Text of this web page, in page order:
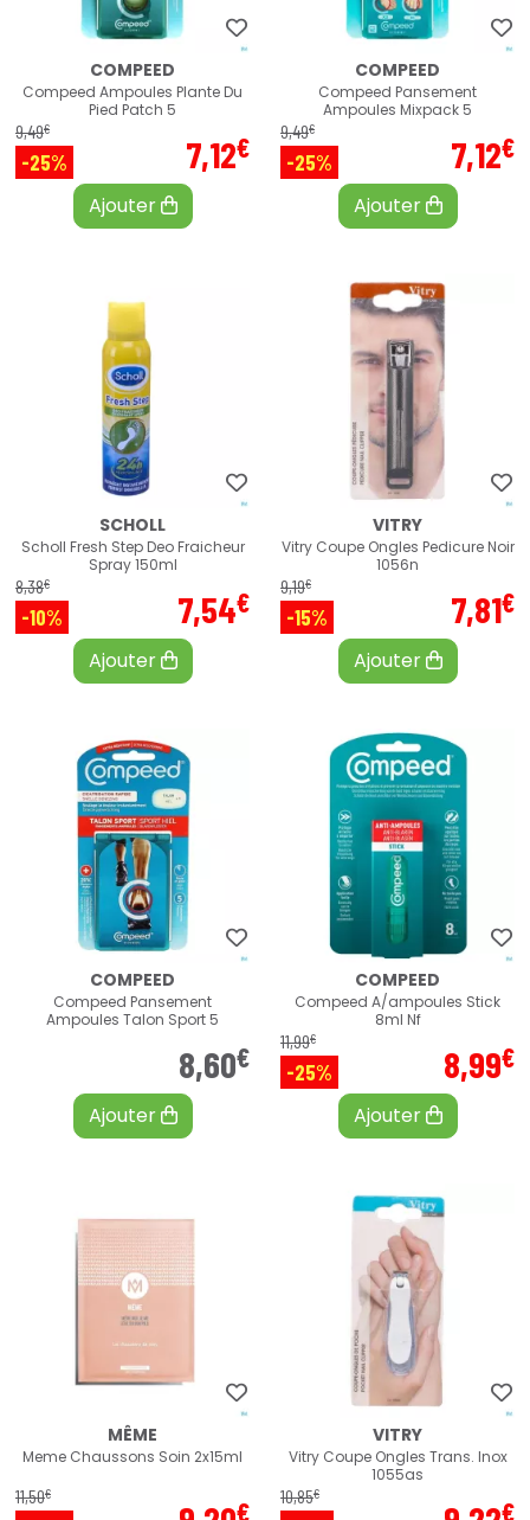
COMPEED
Compeed Ampoules Plante Du
Pied Patch 5
9,49€
-25% 7,12€
Ajouter
COMPEED
Compeed Pansement
Ampoules Mixpack 5
9,49€
-25% 7,12€
Ajouter
SCHOLL
Scholl Fresh Step Deo Fraicheur
Spray 150ml
8,38€
-10% 7,54€
Ajouter
VITRY
Vitry Coupe Ongles Pedicure Noir
1056n
9,19€
-15% 7,81€
Ajouter
COMPEED
Compeed Pansement
Ampoules Talon Sport 5
8,60€
Ajouter
COMPEED
Compeed A/ampoules Stick
8ml Nf
11,99€
-25% 8,99€
Ajouter
MÊME
Meme Chaussons Soin 2x15ml
11,50€
€
VITRY
Vitry Coupe Ongles Trans. Inox
1055as
10,85€
€